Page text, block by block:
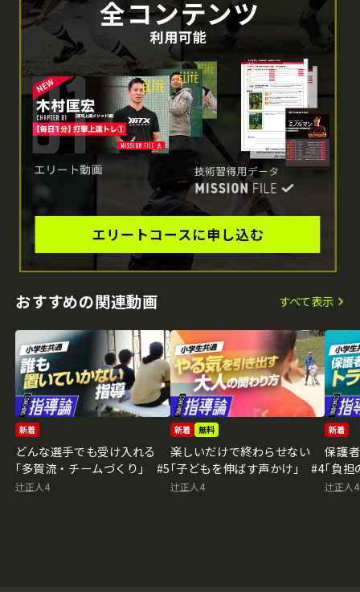
おすすめの関連動画 すべて表示
新着
どんな選手でも受け入れる
｢多賀流・チームづくり｣ #5
辻正人4
新着 無料
楽しいだけで終わらせない
｢子どもを伸ばす声かけ｣ #4
辻正人4
新着
保護
｢負
辻正人4